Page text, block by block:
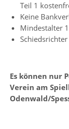
Teil 1
Keine
Mindestalter
Es können nur
Verein am
Odenwald/